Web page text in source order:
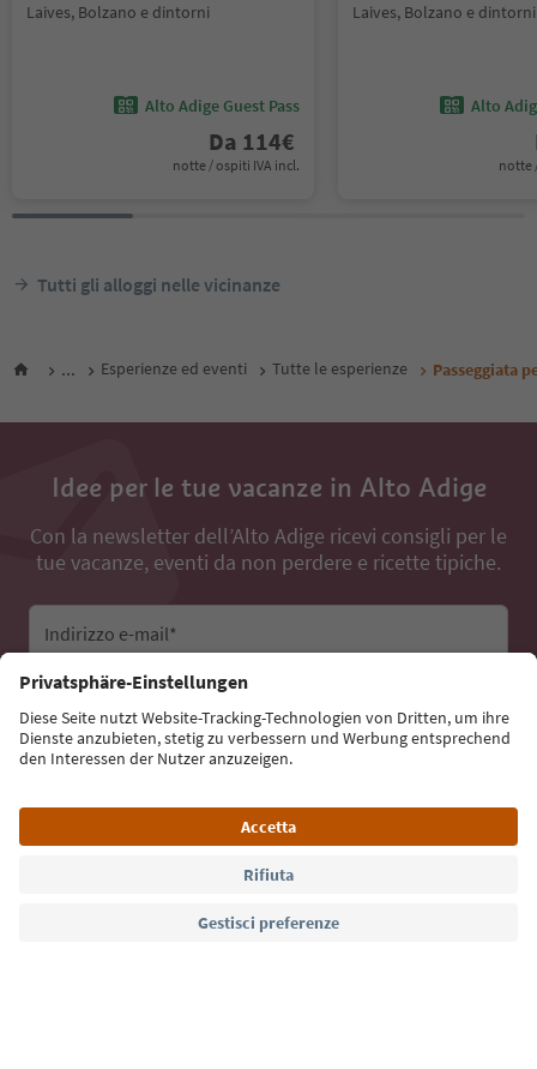
Laives, Bolzano e dintorni
Alto Adige Guest Pass
Da 114€
notte / ospiti IVA incl.
Laives, Bolzano e dintorni
Alto
notte
Tutti gli alloggi nelle vicinanze
... Esperienze ed eventi Tutte le esperienze Passeggiata
Idee per le tue vacanze in Alto Adige
Con la newsletter dell’Alto Adige ricevi consigli per le
tue vacanze, eventi da non perdere e ricette tipiche.
Indirizzo e-mail*
Iscriviti alla newsletter